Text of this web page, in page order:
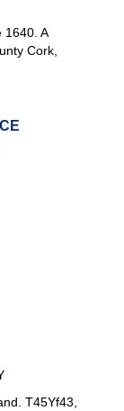
1640. A
Cork,
T45Yf43,